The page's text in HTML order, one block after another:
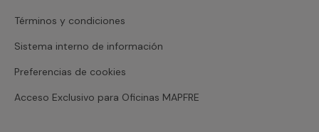
Términos y condiciones
Sistema interno de información
Preferencias de cookies
Acceso Exclusivo para Oficinas MAPFRE